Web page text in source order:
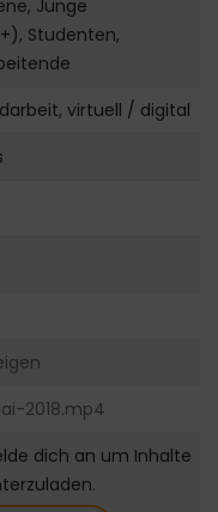
Junge
Studenten,
virtuell / digital
2018.mp4
dich an um Inhalte